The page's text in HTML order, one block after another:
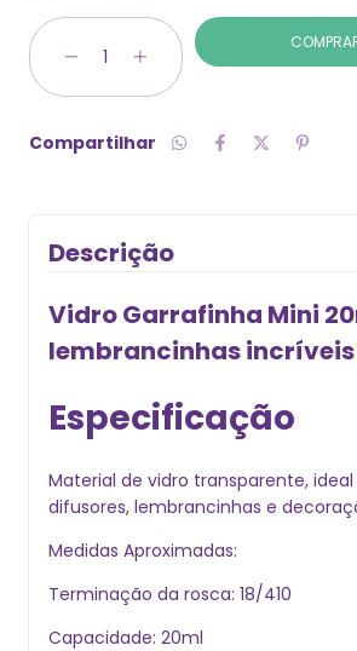
Compartilhar
Descrição
Vidro Garrafinha Mini
lembrancinhas
Especificação
Material de vidro transparente,
difusores, lembrancinhas e
Medidas Aproximadas:
Terminação da rosca: 18/410
Capacidade: 20ml